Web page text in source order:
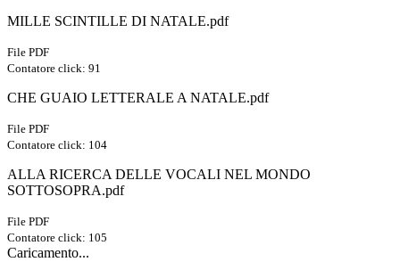
MILLE SCINTILLE DI NATALE.pdf
File PDF
Contatore click: 91
CHE GUAIO LETTERALE A NATALE.pdf
File PDF
Contatore click: 104
ALLA RICERCA DELLE VOCALI NEL MONDO
SOTTOSOPRA.pdf
File PDF
Contatore click: 105
Caricamento...